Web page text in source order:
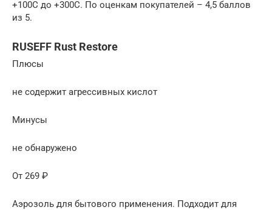
+100С до +300С. По оценкам покупателей – 4,5 баллов
из 5.
RUSEFF Rust Restore
Плюсы
не содержит агрессивных кислот
Минусы
не обнаружено
От 269 ₽
Аэрозоль для бытового применения. Подходит для